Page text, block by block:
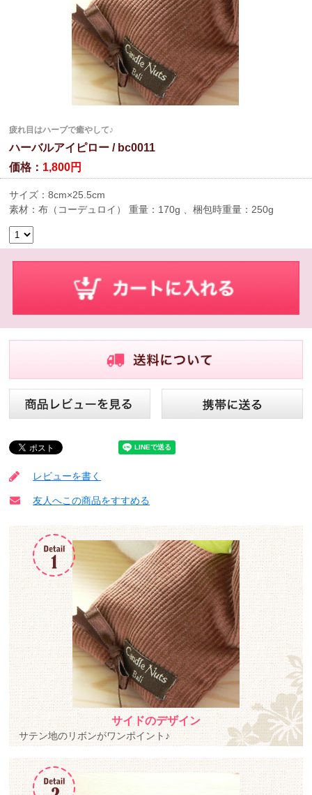
疲れ目はハーブで癒やして♪
ハーバルアイピロー / bc0011
価格： 1,800円
サイズ：8cm×25.5cm
素材：布（コーデュロイ） 重量：170g 、梱包時重量：250g
レビューを書く
友人へこの商品をすすめる
サイドのデザイン
サテン地のリボンがワンポイント♪